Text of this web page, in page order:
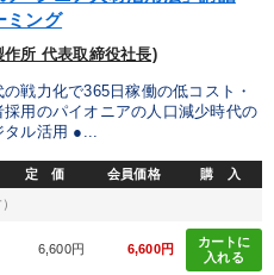
ミング
作所 代表取締役社長)
戦力化で365日稼働の低コスト・
用のパイオニアの人口減少時代の
ル活用 ●...
定 価 会員価格 購 入
6,600円 6,600円
カートに
入れる